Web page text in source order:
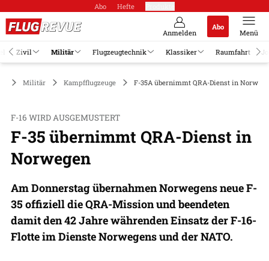
Abo Hefte
Anmelden
Abo
Menü
Zivil Militär Flugzeugtechnik Klassiker Raumfahrt
Militär Kampfflugzeuge F-35A übernimmt QRA-Dienst in
F-16 WIRD AUSGEMUSTERT
F-35 übernimmt QRA-Dienst in
Norwegen
Am Donnerstag übernahmen Norwegens neue F-
35 offiziell die QRA-Mission und beendeten
damit den 42 Jahre währenden Einsatz der F-16-
Flotte im Dienste Norwegens und der NATO.